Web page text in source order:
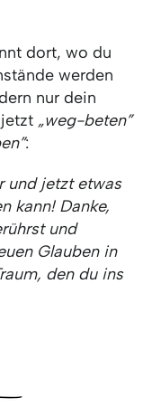
dort, wo du
werden
nur dein
„weg-beten”
:
und jetzt etwas
kann! Danke,
und
Glauben in
den du ins